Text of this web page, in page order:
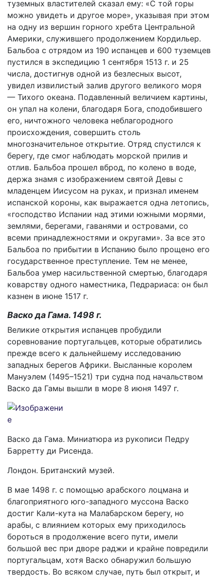
туземных властителей сказал ему: «С той горы
можно увидеть и другое море», указывая при этом
на одну из вершин горного хребта Центральной
Америки, служившего продолжением Кордильер.
Бальбоа с отрядом из 190 испанцев и 600 туземцев
пустился в экспедицию 1 сентября 1513 г. и 25
числа, достигнув одной из безлесных высот,
увидел извилистый залив другого великого моря
— Тихого океана. Подавленный величием картины,
он упал на колени, благодаря Бога, сподобившего
его, ничтожного человека неблагородного
происхождения, совершить столь
многозначительное открытие. Отряд спустился к
берегу, где смог наблюдать морской прилив и
отлив. Бальбоа прошел вброд, по колено в воде,
держа знамя с изображением святой Девы с
младенцем Иисусом на руках, и признал именем
испанской короны, как выражается одна летопись,
«господство Испании над этими южными морями,
землями, берегами, гаванями и островами, со
всеми принадлежностями и округами». За все это
Бальбоа по прибытии в Испанию было прощено его
государственное преступление. Тем не менее,
Бальбоа умер насильственной смертью, благодаря
коварству одного наместника, Педрариаса: он был
казнен в июне 1517 г.
Васко да Гама. 1498 г.
Великие открытия испанцев пробудили
соревнование португальцев, которые обратились
прежде всего к дальнейшему исследованию
западных берегов Африки. Высланные королем
Мануэлем (1495–1521) три судна под начальством
Васко да Гамы вышли в море 8 июня 1497 г.
Васко да Гама. Миниатюра из рукописи Педру
Барретту ди Рисенда.
Лондон. Британский музей.
В мае 1498 г. с помощью арабского лоцмана и
благоприятного юго-западного муссона Васко
достиг Кали-кута на Малабарском берегу, но
арабы, с влиянием которых ему приходилось
бороться в продолжение всего пути, имели
большой вес при дворе раджи и крайне повредили
португальцам, хотя Васко обнаружил большую
твердость. Во всяком случае, путь был открыт, и